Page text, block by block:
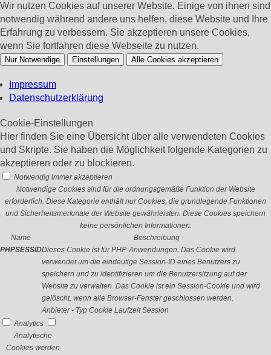
Wir nutzen Cookies auf unserer Website. Einige von ihnen sind
notwendig während andere uns helfen, diese Website und Ihre
Erfahrung zu verbessern. Sie akzeptieren unsere Cookies,
wenn Sie fortfahren diese Webseite zu nutzen.
Nur Notwendige Einstellungen Alle Cookies akzeptieren
Impressum
Datenschutzerklärung
Cookie-Einstellungen
Hier finden Sie eine Übersicht über alle verwendeten Cookies
und Skripte. Sie haben die Möglichkeit folgende Kategorien zu
akzeptieren oder zu blockieren.
Notwendig Immer akzeptieren
Notwendige Cookies sind für die ordnungsgemäße Funktion der Website
erforderlich. Diese Kategorie enthält nur Cookies, die grundlegende Funktionen
und Sicherheitsmerkmale der Website gewährleisten. Diese Cookies speichern
keine persönlichen Informationen.
Name
Beschreibung
PHPSESSIDDieses Cookie ist für PHP-Anwendungen. Das Cookie wird
verwendet um die eindeutige Session-ID eines Benutzers zu
speichern und zu identifizieren um die Benutzersitzung auf der
Website zu verwalten. Das Cookie ist ein Session-Cookie und wird
gelöscht, wenn alle Browser-Fenster geschlossen werden.
Anbieter - Typ Cookie Laufzeit Session
Analytics
Analytische
Cookies werden